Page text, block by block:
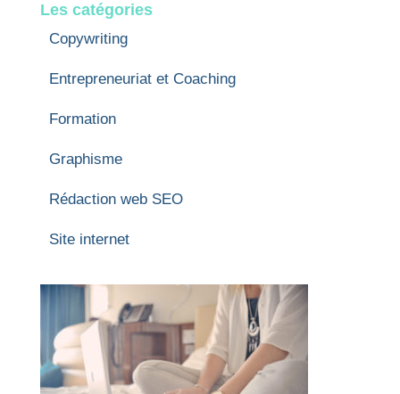
Les catégories
Copywriting
Entrepreneuriat et Coaching
Formation
Graphisme
Rédaction web SEO
Site internet